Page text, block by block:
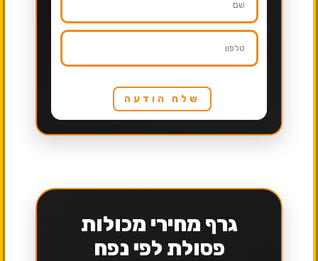
שלח הודעה
גרף מחירי מכולות
פסולת לפי נפח